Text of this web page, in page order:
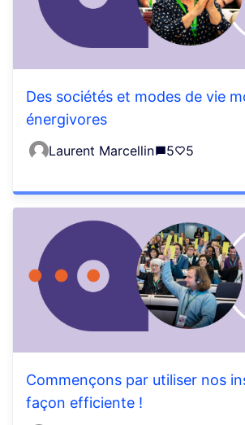
Des sociétés et modes de vie
énergivores
Laurent Marcellin 5 5
Commençons par utiliser nos
façon efficiente !